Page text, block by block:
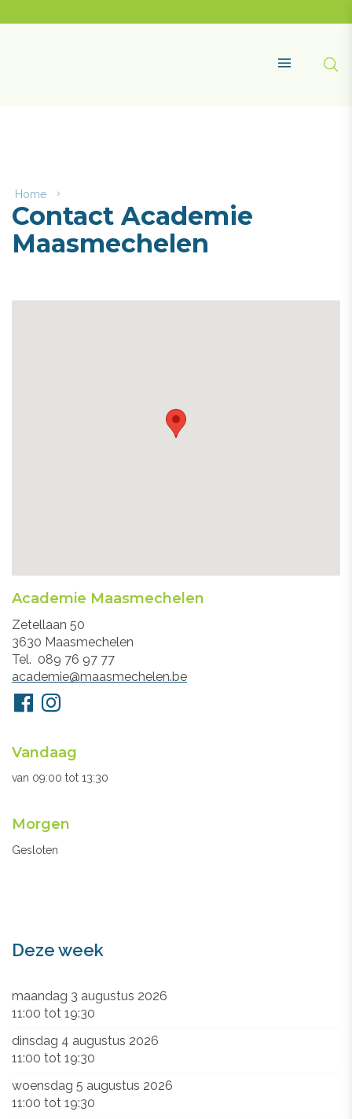
content
Home
Academie
Maasmechelen
Contact Academie
Maasmechelen
Academie Maasmechelen
Adres
Zetellaan 50
3630 Maasmechelen
Tel.
089 76 97 77
E-
mail
academie@maasmechelen.be
Volg
ons
FacebookInstagram
Openingsuren
secretariaat
Vandaag
van 09:00 tot 13:30
Morgen
Gesloten
Deze week
maandag 3 augustus 2026
11:00 tot 19:30
dinsdag 4 augustus 2026
11:00 tot 19:30
woensdag 5 augustus 2026
11:00 tot 19:30